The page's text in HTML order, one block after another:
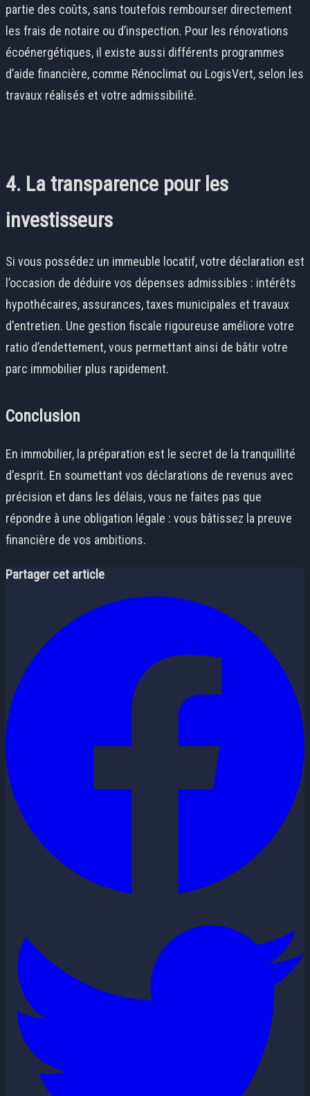
partie des coûts, sans toutefois rembourser directement
les frais de notaire ou d’inspection. Pour les rénovations
écoénergétiques, il existe aussi différents programmes
d’aide financière, comme Rénoclimat ou LogisVert, selon les
travaux réalisés et votre admissibilité.
4. La transparence pour les
investisseurs
Si vous possédez un immeuble locatif, votre déclaration est
l’occasion de déduire vos dépenses admissibles : intérêts
hypothécaires, assurances, taxes municipales et travaux
d'entretien. Une gestion fiscale rigoureuse améliore votre
ratio d’endettement, vous permettant ainsi de bâtir votre
parc immobilier plus rapidement.
Conclusion
En immobilier, la préparation est le secret de la tranquillité
d'esprit. En soumettant vos déclarations de revenus avec
précision et dans les délais, vous ne faites pas que
répondre à une obligation légale : vous bâtissez la preuve
financière de vos ambitions.
Partager cet article